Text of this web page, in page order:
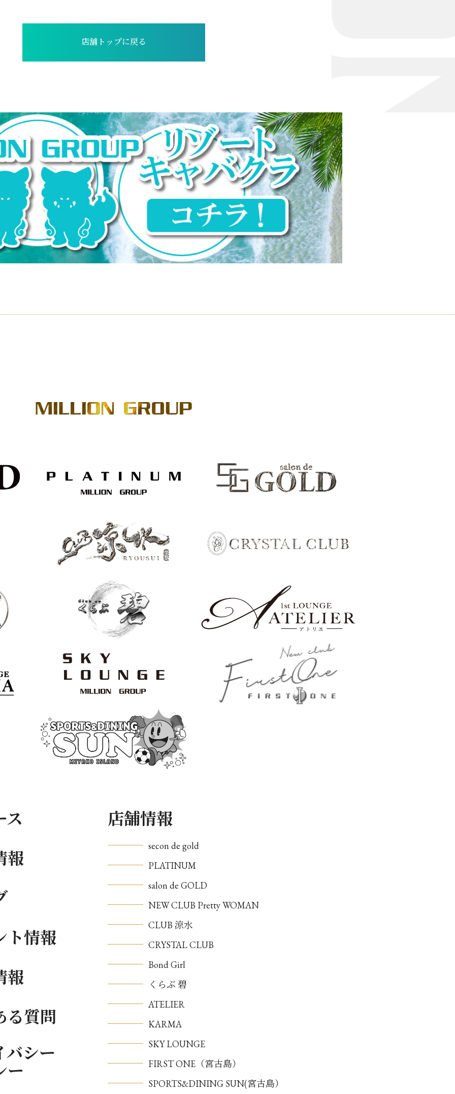
店舗トップに戻る
ス
報
ト情報
報
る質問
バシー
ー
店舗情報
secon de gold
PLATINUM
salon de GOLD
NEW CLUB Pretty WOMAN
CLUB 涼水
CRYSTAL CLUB
Bond Girl
くらぶ 碧
ATELIER
KARMA
SKY LOUNGE
FIRST ONE（宮古島）
SPORTS&DINING SUN(宮古島）